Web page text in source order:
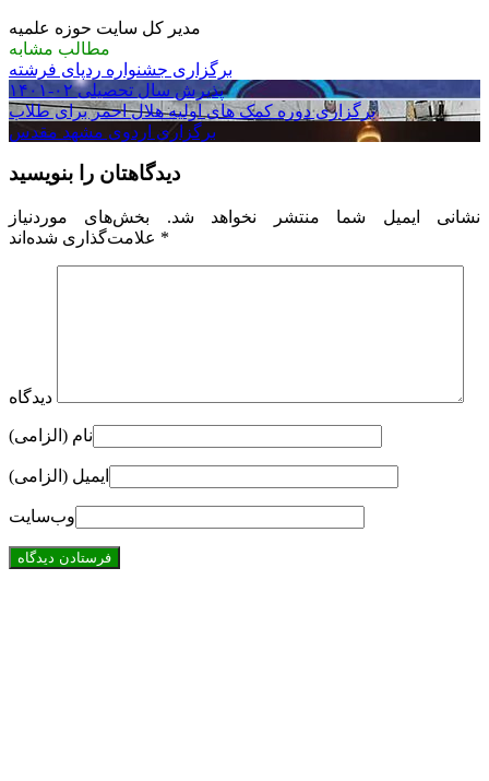
مدیر کل سایت حوزه علمیه
مطالب مشابه
برگزاری جشنواره ردپای فرشته
پذیرش سال تحصیلی ۰۲-۱۴۰۱
برگزاری دوره کمک های اولیه هلال احمر برای طلاب
برگزاری اردوی مشهد مقدس
دیدگاهتان را بنویسید
نشانی ایمیل شما منتشر نخواهد شد. بخش‌های موردنیاز
*
دیدگاه
نام (الزامی)
ایمیل (الزامی)
وب‌سایت